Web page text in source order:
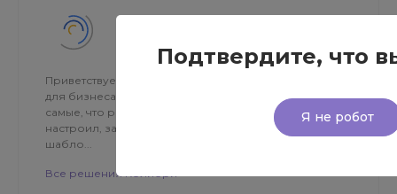
Подтвердите, что
Я не робот
Приветствуем! Мы – Колибри. Создаем готовые сайты
для бизнеса на основе платформы 1С-Битрикс. Те
самые, что работают прямо из коробки – установил,
настроил, запустил. Иногда наши сайты называют
шабло...
Все решения Колибри